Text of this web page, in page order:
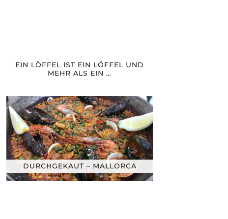
EIN LÖFFEL IST EIN LÖFFEL UND
MEHR ALS EIN …
DURCHGEKAUT – MALLORCA